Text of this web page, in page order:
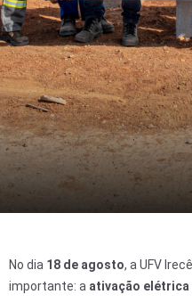
No dia 18 de agosto, a UFV
importante: a ativação elétrica